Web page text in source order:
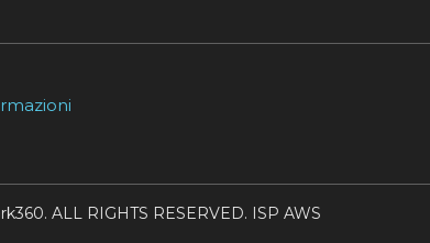
ALL RIGHTS RESERVED. ISP AWS